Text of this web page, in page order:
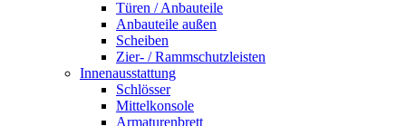
Türen / Anbauteile
Anbauteile außen
Scheiben
Zier- / Rammschutzleisten
Innenausstattung
Schlösser
Mittelkonsole
Armaturenbrett